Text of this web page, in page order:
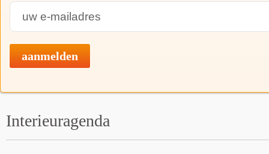
aanmelden
Interieuragenda